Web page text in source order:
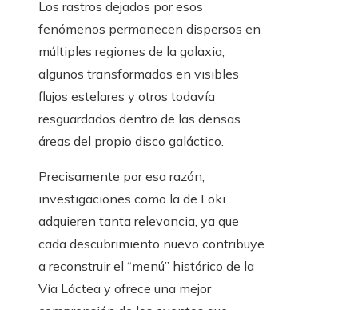
Los rastros dejados por esos
fenómenos permanecen dispersos en
múltiples regiones de la galaxia,
algunos transformados en visibles
flujos estelares y otros todavía
resguardados dentro de las densas
áreas del propio disco galáctico.
Precisamente por esa razón,
investigaciones como la de Loki
adquieren tanta relevancia, ya que
cada descubrimiento nuevo contribuye
a reconstruir el “menú” histórico de la
Vía Láctea y ofrece una mejor